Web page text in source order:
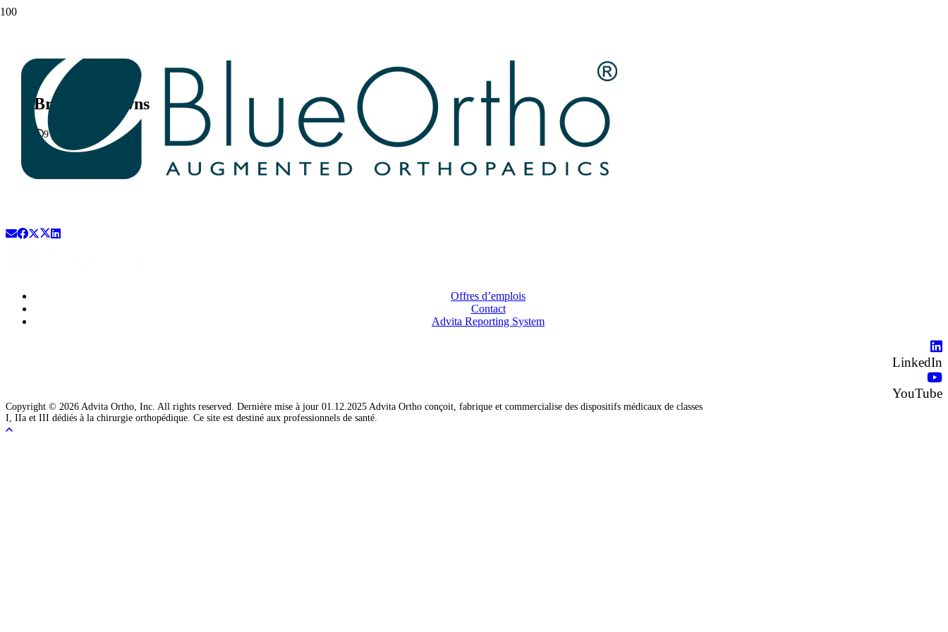
Brandon Downs
9 years ago
Offres d’emplois
Contact
Advita Reporting System
LinkedIn
YouTube
Copyright © 2026 Advita Ortho, Inc. All rights reserved. Dernière mise à jour 01.12.2025 Advita Ortho conçoit, fabrique et commercialise des dispositifs médicaux de classes
I, IIa et III dédiés à la chirurgie orthopédique. Ce site est destiné aux professionnels de santé.